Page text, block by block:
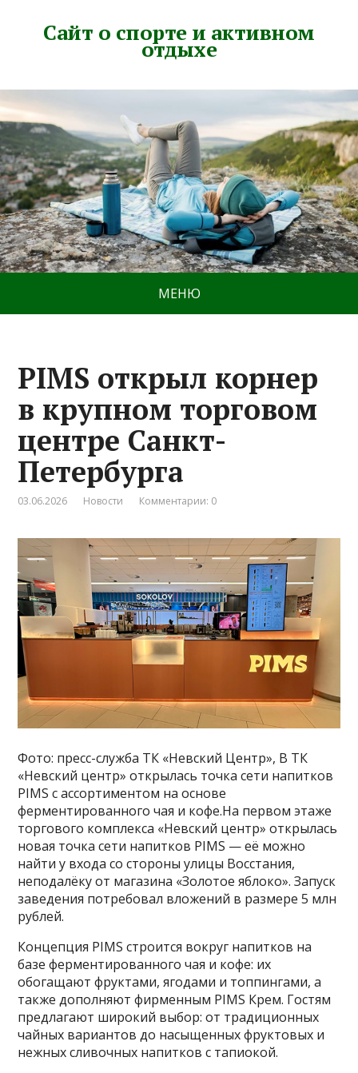
Сайт о спорте и активном
отдыхе
МЕНЮ
PIMS открыл корнер
в крупном торговом
центре Санкт-
Петербурга
03.06.2026 Новости Комментарии: 0
Фото: пресс-служба ТК «Невский Центр», В ТК
«Невский центр» открылась точка сети напитков
PIMS с ассортиментом на основе
ферментированного чая и кофе.На первом этаже
торгового комплекса «Невский центр» открылась
новая точка сети напитков PIMS — её можно
найти у входа со стороны улицы Восстания,
неподалёку от магазина «Золотое яблоко». Запуск
заведения потребовал вложений в размере 5 млн
рублей.
Концепция PIMS строится вокруг напитков на
базе ферментированного чая и кофе: их
обогащают фруктами, ягодами и топпингами, а
также дополняют фирменным PIMS Крем. Гостям
предлагают широкий выбор: от традиционных
чайных вариантов до насыщенных фруктовых и
нежных сливочных напитков с тапиокой.